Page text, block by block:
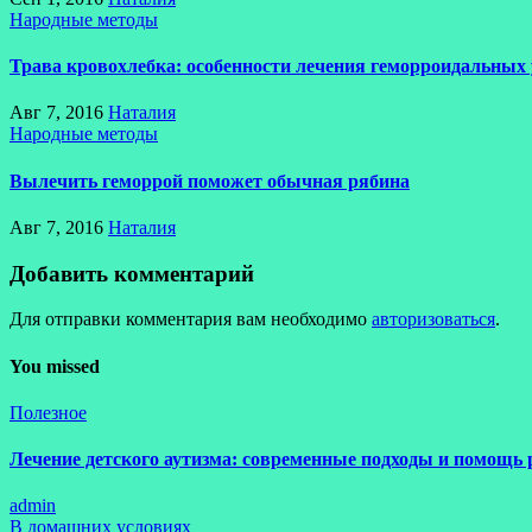
Народные методы
Трава кровохлебка: особенности лечения геморроидальных
Авг 7, 2016 Наталия
Народные методы
Вылечить геморрой поможет обычная рябина
Авг 7, 2016 Наталия
Добавить комментарий
Для отправки комментария вам необходимо авторизоваться.
You missed
Полезное
Лечение детского аутизма: современные подходы и помощь
admin
В домашних условиях